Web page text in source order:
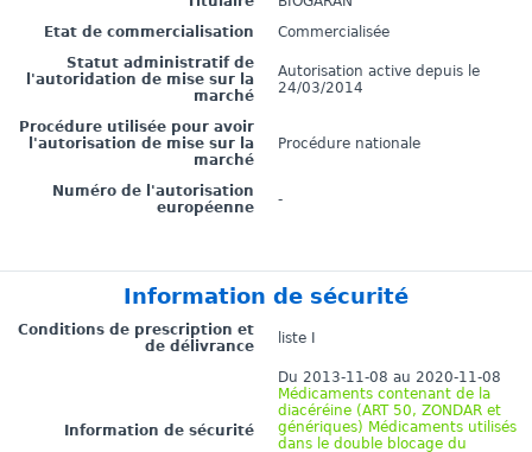
Etat de commercialisation
Commercialisée
Statut administratif de
l'autoridation de mise sur la
marché
Autorisation active depuis le
24/03/2014
Procédure utilisée pour avoir
l'autorisation de mise sur la
marché
Procédure nationale
Numéro de l'autorisation
européenne
-
Information de sécurité
Conditions de prescription et
de délivrance
liste I
Information de sécurité
Du 2013-11-08 au 2020-11-08
Médicaments contenant de la
diacéréine (ART 50, ZONDAR et
génériques) Médicaments utilisés
dans le double blocage du